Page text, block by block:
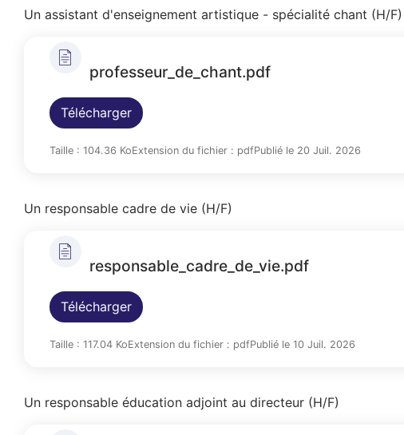
Un assistant d'enseignement artistique - spécialité chant (H/F)
professeur_de_chant.pdf
Télécharger
Taille : 104.36 KoExtension du fichier : pdfPublié le 20 Juil. 2026
Un responsable cadre de vie (H/F)
responsable_cadre_de_vie.pdf
Télécharger
Taille : 117.04 KoExtension du fichier : pdfPublié le 10 Juil. 2026
Un responsable éducation adjoint au directeur (H/F)